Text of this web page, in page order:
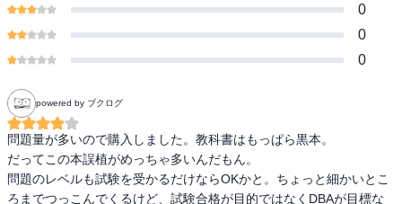
必要十分な解説と豊富な模擬問題で資格をつかみ取る！
0
0
0
powered by ブクログ
問題量が多いので購入しました。教科書はもっぱら黒本。
だってこの本誤植がめっちゃ多いんだもん。
問題のレベルも試験を受かるだけならOKかと。ちょっと細かいとこ
ろまでつっこんでくるけど、試験合格が目的ではなくDBAが目標な